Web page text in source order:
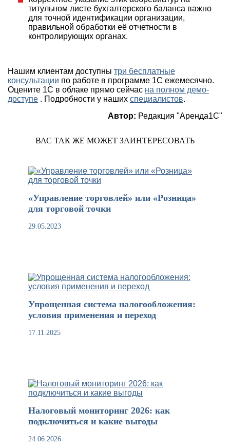
титульном листе бухгалтерского баланса важно
для точной идентификации организации,
правильной обработки её отчетности в
контролирующих органах.
Нашим клиентам доступны три бесплатные
консультации по работе в программе 1С ежемесячно.
Оцените 1С в облаке прямо сейчас на полном демо-
доступе . Подробности у наших специалистов.
Автор: Редакция "Аренда1С"
ВАС ТАК ЖЕ МОЖЕТ ЗАИНТЕРЕСОВАТЬ
«Управление торговлей» или «Розница»
для торговой точки
29.05.2023
Упрощенная система налогообложения:
условия применения и переход
17.11.2025
Налоговый мониторинг 2026: как
подключиться и какие выгоды
24.06.2026